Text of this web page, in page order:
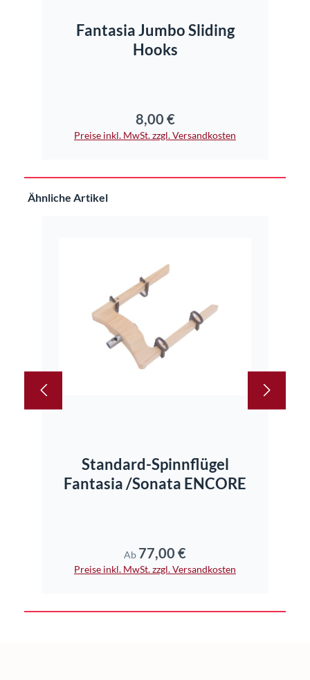
Fantasia Jumbo Sliding
Hooks
Regulärer Preis:
8,00 €
Preise inkl. MwSt. zzgl. Versandkosten
Produktgalerie überspringen
Ähnliche Artikel
Standard-Spinnflügel
Fantasia /Sonata ENCORE
Regulärer Preis:
Ab 77,00 €
Preise inkl. MwSt. zzgl. Versandkosten